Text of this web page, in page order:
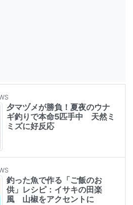
夕マヅメが勝負！夏夜のウナ
ギ釣りで本命5匹手中 天然ミ
ミズに好反応
釣った魚で作る「ご飯のお
供」レシピ：イサキの田楽
風 山椒をアクセントに